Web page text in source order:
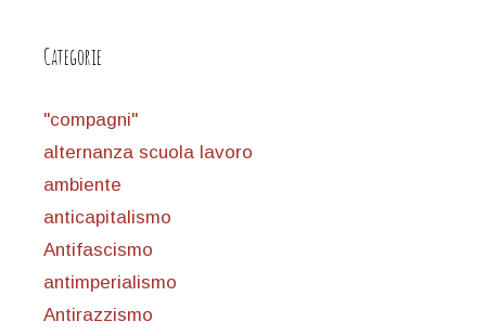
Categorie
"compagni"
alternanza scuola lavoro
ambiente
anticapitalismo
Antifascismo
antimperialismo
Antirazzismo